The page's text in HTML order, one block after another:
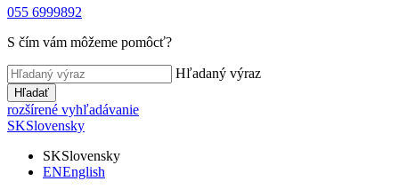
055 6999892
S čím vám môžeme pomôcť?
Hľadaný výraz
Hľadať
rozšírené vyhľadávanie
SKSlovensky
SKSlovensky
ENEnglish